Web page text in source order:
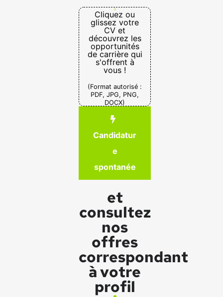
Cliquez ou
glissez votre
CV et
découvrez les
opportunités
de carrière qui
s'offrent à
vous !
(Format autorisé :
PDF, JPG, PNG,
DOCX)
Candidatur
e
spontanée
et
consultez
nos
offres
correspondant
à votre
profil